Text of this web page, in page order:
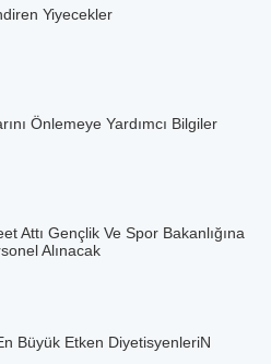
Yiyecekler
Önlemeye Yardımcı Bilgiler
Attı Gençlik Ve Spor Bakanlığına
Alınacak
Büyük Etken DiyetisyenleriN